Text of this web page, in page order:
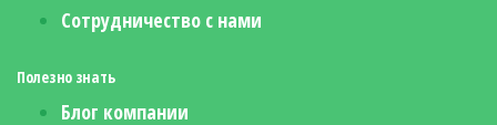
Сотрудничество с нами
Полезно знать
Блог компании